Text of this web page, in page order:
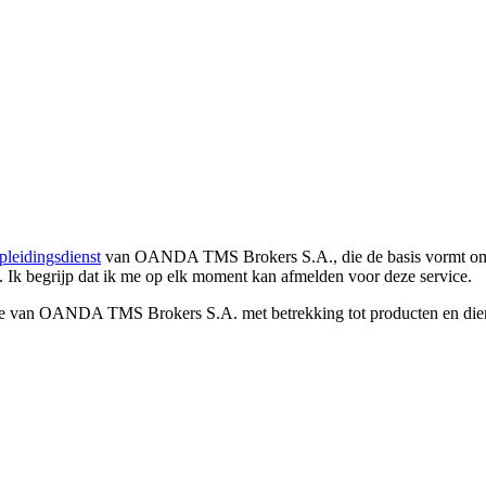
van OANDA TMS Brokers S.A., die de basis vormt
Ik begrijp dat ik me op elk moment kan afmelden voor deze service.
OANDA TMS Brokers S.A. met betrekking tot producten en